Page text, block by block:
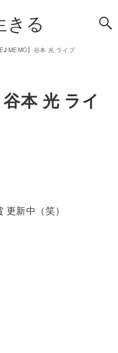
きる
】谷本 光 ライブ
本 光 ライ
新中（笑）